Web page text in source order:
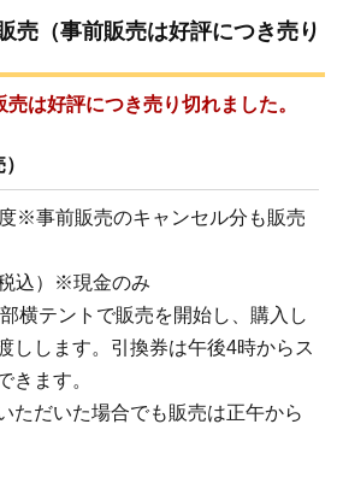
売（事前販売は好評につき売り
は好評につき売り切れました。
※事前販売のキャンセル分も販売
税込）※現金のみ
横テントで販売を開始し、購入し
しします。引換券は午後4時からス
きます。
ただいた場合でも販売は正午から